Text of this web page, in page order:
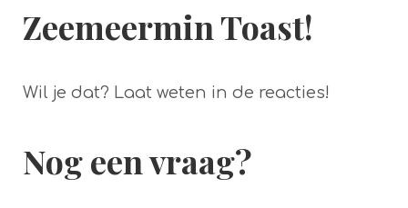
Zeemeermin Toast!
Wil je dat? Laat weten in de reacties!
Nog een vraag?